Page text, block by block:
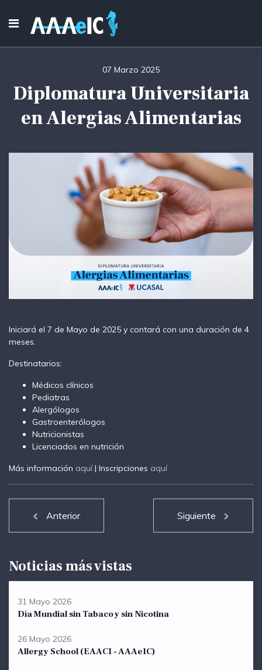
Diplomatura Universitaria
en Alergias Alimentarias
07 Marzo 2025
Iniciará el 7 de Mayo de 2025 y contará con una duración de 4
meses.
Destinatarios:
Médicos clínicos
Pediatras
Alergólogos
Gastroenterólogos
Nutricionistas
Licenciados en nutrición
Más información aquí| Inscripciones aquí
Anterior Siguiente
Noticias más vistas
31 Mayo 2026
Día Mundial sin Tabaco y sin Nicotina
26 Mayo 2026
Allergy School (EAACI - AAAeIC)